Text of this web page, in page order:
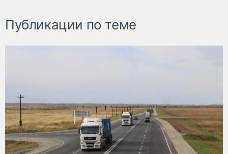
Публикации по теме